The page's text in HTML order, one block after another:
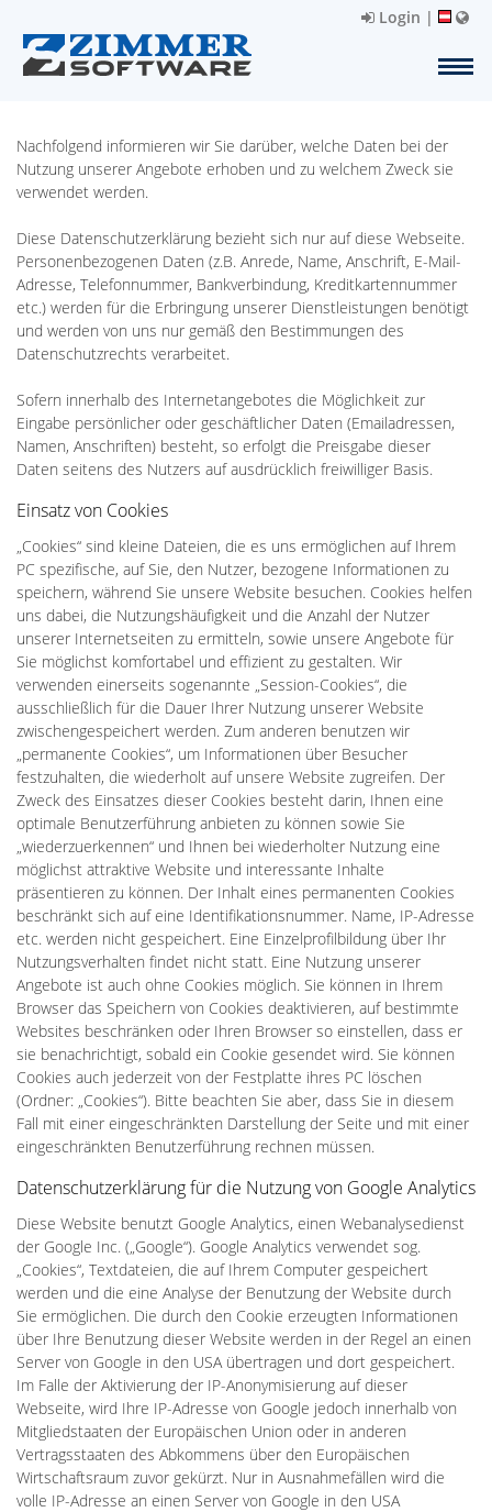
Login |
Nachfolgend informieren wir Sie darüber, welche Daten bei der
Nutzung unserer Angebote erhoben und zu welchem Zweck sie
verwendet werden.
Diese Datenschutzerklärung bezieht sich nur auf diese Webseite.
Personenbezogenen Daten (z.B. Anrede, Name, Anschrift, E-Mail-
Adresse, Telefonnummer, Bankverbindung, Kreditkartennummer
etc.) werden für die Erbringung unserer Dienstleistungen benötigt
und werden von uns nur gemäß den Bestimmungen des
Datenschutzrechts verarbeitet.
Sofern innerhalb des Internetangebotes die Möglichkeit zur
Eingabe persönlicher oder geschäftlicher Daten (Emailadressen,
Namen, Anschriften) besteht, so erfolgt die Preisgabe dieser
Daten seitens des Nutzers auf ausdrücklich freiwilliger Basis.
Einsatz von Cookies
„Cookies“ sind kleine Dateien, die es uns ermöglichen auf Ihrem
PC spezifische, auf Sie, den Nutzer, bezogene Informationen zu
speichern, während Sie unsere Website besuchen. Cookies helfen
uns dabei, die Nutzungshäufigkeit und die Anzahl der Nutzer
unserer Internetseiten zu ermitteln, sowie unsere Angebote für
Sie möglichst komfortabel und effizient zu gestalten. Wir
verwenden einerseits sogenannte „Session-Cookies“, die
ausschließlich für die Dauer Ihrer Nutzung unserer Website
zwischengespeichert werden. Zum anderen benutzen wir
„permanente Cookies“, um Informationen über Besucher
festzuhalten, die wiederholt auf unsere Website zugreifen. Der
Zweck des Einsatzes dieser Cookies besteht darin, Ihnen eine
optimale Benutzerführung anbieten zu können sowie Sie
„wiederzuerkennen“ und Ihnen bei wiederholter Nutzung eine
möglichst attraktive Website und interessante Inhalte
präsentieren zu können. Der Inhalt eines permanenten Cookies
beschränkt sich auf eine Identifikationsnummer. Name, IP-Adresse
etc. werden nicht gespeichert. Eine Einzelprofilbildung über Ihr
Nutzungsverhalten findet nicht statt. Eine Nutzung unserer
Angebote ist auch ohne Cookies möglich. Sie können in Ihrem
Browser das Speichern von Cookies deaktivieren, auf bestimmte
Websites beschränken oder Ihren Browser so einstellen, dass er
sie benachrichtigt, sobald ein Cookie gesendet wird. Sie können
Cookies auch jederzeit von der Festplatte ihres PC löschen
(Ordner: „Cookies“). Bitte beachten Sie aber, dass Sie in diesem
Fall mit einer eingeschränkten Darstellung der Seite und mit einer
eingeschränkten Benutzerführung rechnen müssen.
Datenschutzerklärung für die Nutzung von Google Analytics
Diese Website benutzt Google Analytics, einen Webanalysedienst
der Google Inc. („Google“). Google Analytics verwendet sog.
„Cookies“, Textdateien, die auf Ihrem Computer gespeichert
werden und die eine Analyse der Benutzung der Website durch
Sie ermöglichen. Die durch den Cookie erzeugten Informationen
über Ihre Benutzung dieser Website werden in der Regel an einen
Server von Google in den USA übertragen und dort gespeichert.
Im Falle der Aktivierung der IP-Anonymisierung auf dieser
Webseite, wird Ihre IP-Adresse von Google jedoch innerhalb von
Mitgliedstaaten der Europäischen Union oder in anderen
Vertragsstaaten des Abkommens über den Europäischen
Wirtschaftsraum zuvor gekürzt. Nur in Ausnahmefällen wird die
volle IP-Adresse an einen Server von Google in den USA